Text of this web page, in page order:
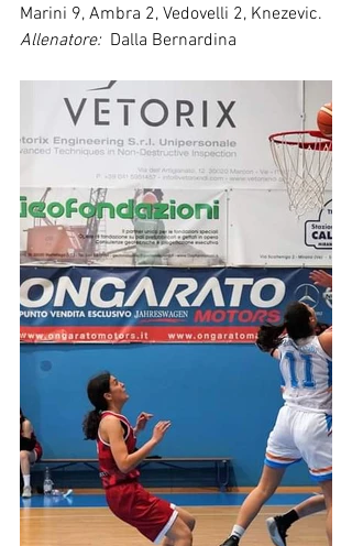
Marini 9, Ambra 2, Vedovelli 2, Knezevic.
Allenatore:
  Dalla Bernardina